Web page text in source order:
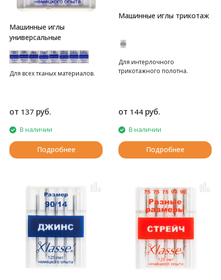
Машинные иглы
универсальные
Для всех тканых материалов.
от 137 руб.
В наличии
Подробнее
Машинные иглы трикотаж
Для интерлочного
трикотажного полотна.
от 144 руб.
В наличии
Подробнее